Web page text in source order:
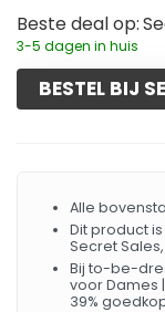
Beste deal op:
3-5 dagen in huis
BESTEL BIJ
Alle
Dit product
Secret Sales,
Bij to-be-
voor Dames
39%